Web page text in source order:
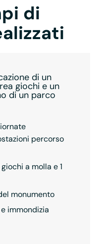
di
di un
giochi e un
di un parco
percorso
a molla e 1
monumento
immondizia